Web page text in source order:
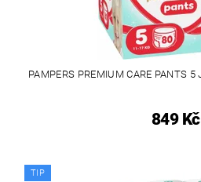
PAMPERS PREMIUM CARE PANTS
849 Kč
TIP